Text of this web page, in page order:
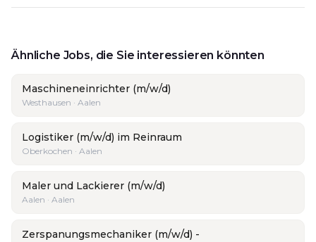
Ähnliche Jobs, die Sie interessieren könnten
Maschineneinrichter (m/w/d)
Westhausen · Aalen
Logistiker (m/w/d) im Reinraum
Oberkochen · Aalen
Maler und Lackierer (m/w/d)
Aalen · Aalen
Zerspanungsmechaniker (m/w/d) -